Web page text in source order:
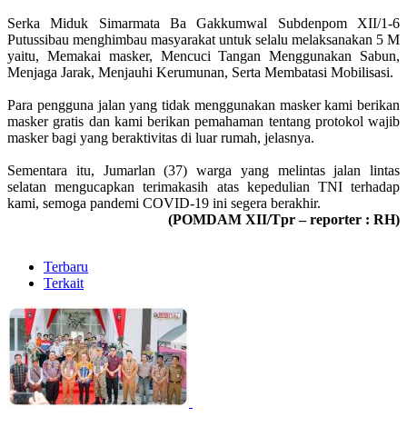
Serka Miduk Simarmata Ba Gakkumwal Subdenpom XII/1-6
Putussibau menghimbau masyarakat untuk selalu melaksanakan 5 M
yaitu, Memakai masker, Mencuci Tangan Menggunakan Sabun,
Menjaga Jarak, Menjauhi Kerumunan, Serta Membatasi Mobilisasi.
Para pengguna jalan yang tidak menggunakan masker kami berikan
masker gratis dan kami berikan pemahaman tentang protokol wajib
masker bagi yang beraktivitas di luar rumah, jelasnya.
Sementara itu, Jumarlan (37) warga yang melintas jalan lintas
selatan mengucapkan terimakasih atas kepedulian TNI terhadap
kami, semoga pandemi COVID-19 ini segera berakhir.
(POMDAM XII/Tpr – reporter : RH)
Terbaru
Terkait